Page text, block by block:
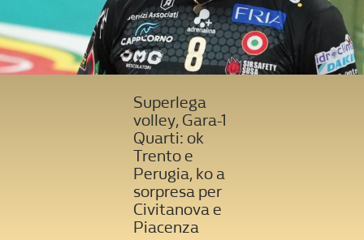
Superlega
volley, Gara-1
Quarti: ok
Trento e
Perugia, ko a
sorpresa per
Civitanova e
Piacenza